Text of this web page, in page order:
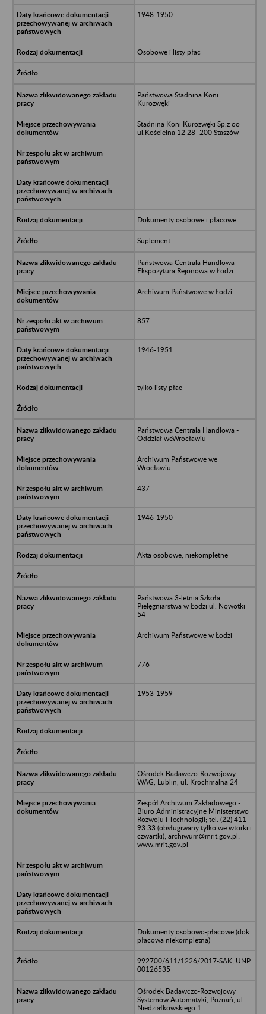
1948-1950
Osobowe i listy płac
Państwowa Stadnina Koni
Kurozwęki
Stadnina Koni Kurozwęki Sp.z oo
ul.Kościelna 12 28- 200 Staszów
Dokumenty osobowe i płacowe
Suplement
Państwowa Centrala Handlowa
Ekspozytura Rejonowa w Łodzi
Archiwum Państwowe w Łodzi
857
1946-1951
tylko listy płac
Państwowa Centrala Handlowa -
Oddział weWrocławiu
Archiwum Państwowe we
Wrocławiu
437
1946-1950
Akta osobowe, niekompletne
Państwowa 3-letnia Szkoła
Pielęgniarstwa w Łodzi ul. Nowotki
54
Archiwum Państwowe w Łodzi
776
1953-1959
Ośrodek Badawczo-Rozwojowy
WAG, Lublin, ul. Krochmalna 24
Zespół Archiwum Zakładowego -
Biuro Administracyjne Ministerstwo
Rozwoju i Technologii; tel. (22) 411
93 33 (obsługiwany tylko we wtorki i
czwartki); archiwum@mrit.gov.pl;
www.mrit.gov.pl
Dokumenty osobowo-płacowe (dok.
płacowa niekompletna)
992700/611/1226/2017-SAK; UNP:
00126535
Ośrodek Badawczo-Rozwojowy
Systemów Automatyki, Poznań, ul.
Niedziałkowskiego 1